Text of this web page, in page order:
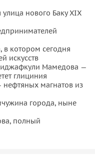
полный
и ар-нуво
Парижем». Мы
деталь —
их владельцев. Эти
здания, а живые
и
нового Баку XIX
котором сегодня
искусств
Мамедова —
глициния
магнатов из
города, ныне
полный